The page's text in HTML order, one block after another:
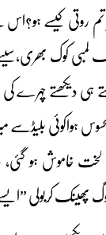
روتی کیسے ہو؟اس
کوک
ہی دیکھتے
محسوس ہواکوئی
لخت خاموش ہو گئی،
پھینک کربولی